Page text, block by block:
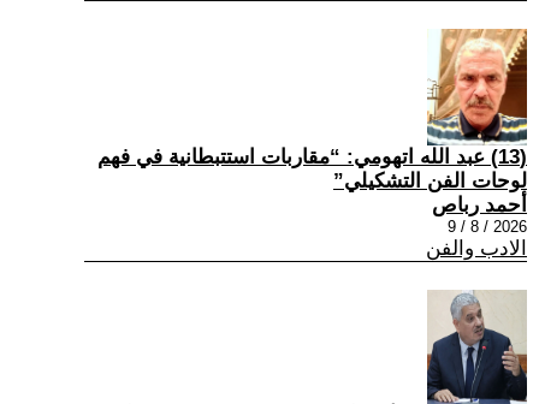
(13) عبد الله اتهومي: “مقاربات استتبطانية في فهم
لوحات الفن التشكيلي”
أحمد رباص
2026 / 8 / 9
الادب والفن